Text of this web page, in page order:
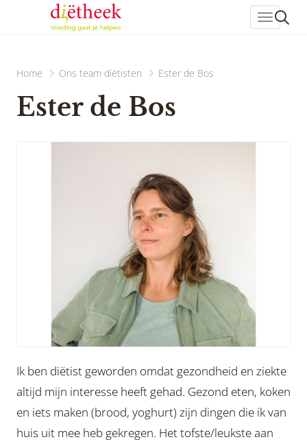
Home Ons team diëtisten Ester de Bos
Ester de Bos
Ik ben diëtist geworden omdat gezondheid en ziekte
altijd mijn interesse heeft gehad. Gezond eten, koken
en iets maken (brood, yoghurt) zijn dingen die ik van
huis uit mee heb gekregen. Het tofste/leukste aan